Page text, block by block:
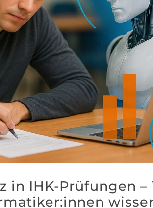
in IHK-Prüfungen –